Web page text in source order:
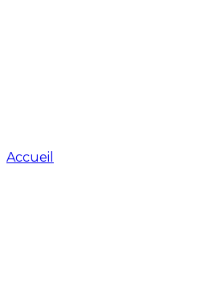
Accueil